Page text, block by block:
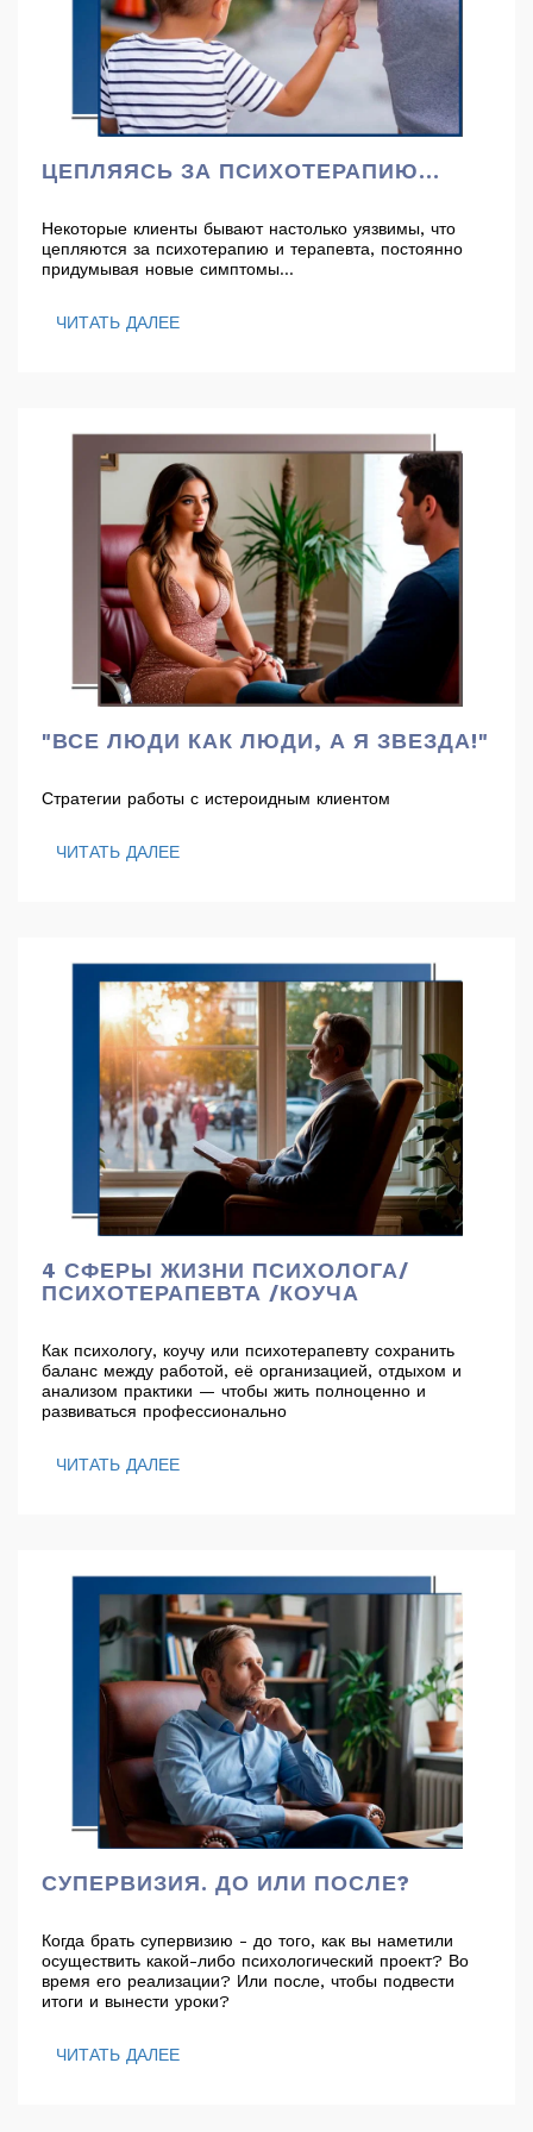
ЦЕПЛЯЯСЬ ЗА ПСИХОТЕРАПИЮ...
Некоторые клиенты бывают настолько уязвимы, что
цепляются за психотерапию и терапевта, постоянно
придумывая новые симптомы...
ЧИТАТЬ ДАЛЕЕ
"ВСЕ ЛЮДИ КАК ЛЮДИ, А Я ЗВЕЗДА!"
Стратегии работы с истероидным клиентом
ЧИТАТЬ ДАЛЕЕ
4 СФЕРЫ ЖИЗНИ ПСИХОЛОГА/
ПСИХОТЕРАПЕВТА /КОУЧА
Как психологу, коучу или психотерапевту сохранить
баланс между работой, её организацией, отдыхом и
анализом практики — чтобы жить полноценно и
развиваться профессионально
ЧИТАТЬ ДАЛЕЕ
СУПЕРВИЗИЯ. ДО ИЛИ ПОСЛЕ?
Когда брать супервизию - до того, как вы наметили
осуществить какой-либо психологический проект? Во
время его реализации? Или после, чтобы подвести
итоги и вынести уроки?
ЧИТАТЬ ДАЛЕЕ